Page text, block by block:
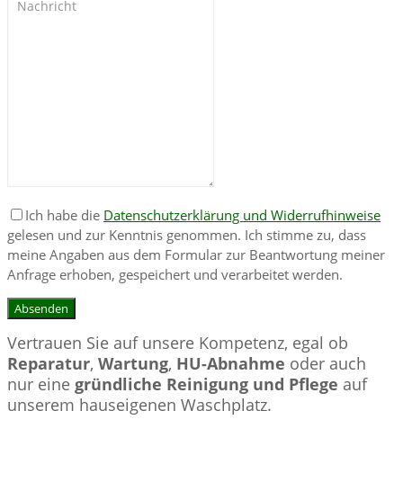
Ich habe die Datenschutzerklärung und Widerrufhinweise
gelesen und zur Kenntnis genommen. Ich stimme zu, dass
meine Angaben aus dem Formular zur Beantwortung meiner
Anfrage erhoben, gespeichert und verarbeitet werden.
Vertrauen Sie auf unsere Kompetenz, egal ob
Reparatur, Wartung, HU-Abnahme oder auch
nur eine gründliche Reinigung und Pflege auf
unserem hauseigenen Waschplatz.